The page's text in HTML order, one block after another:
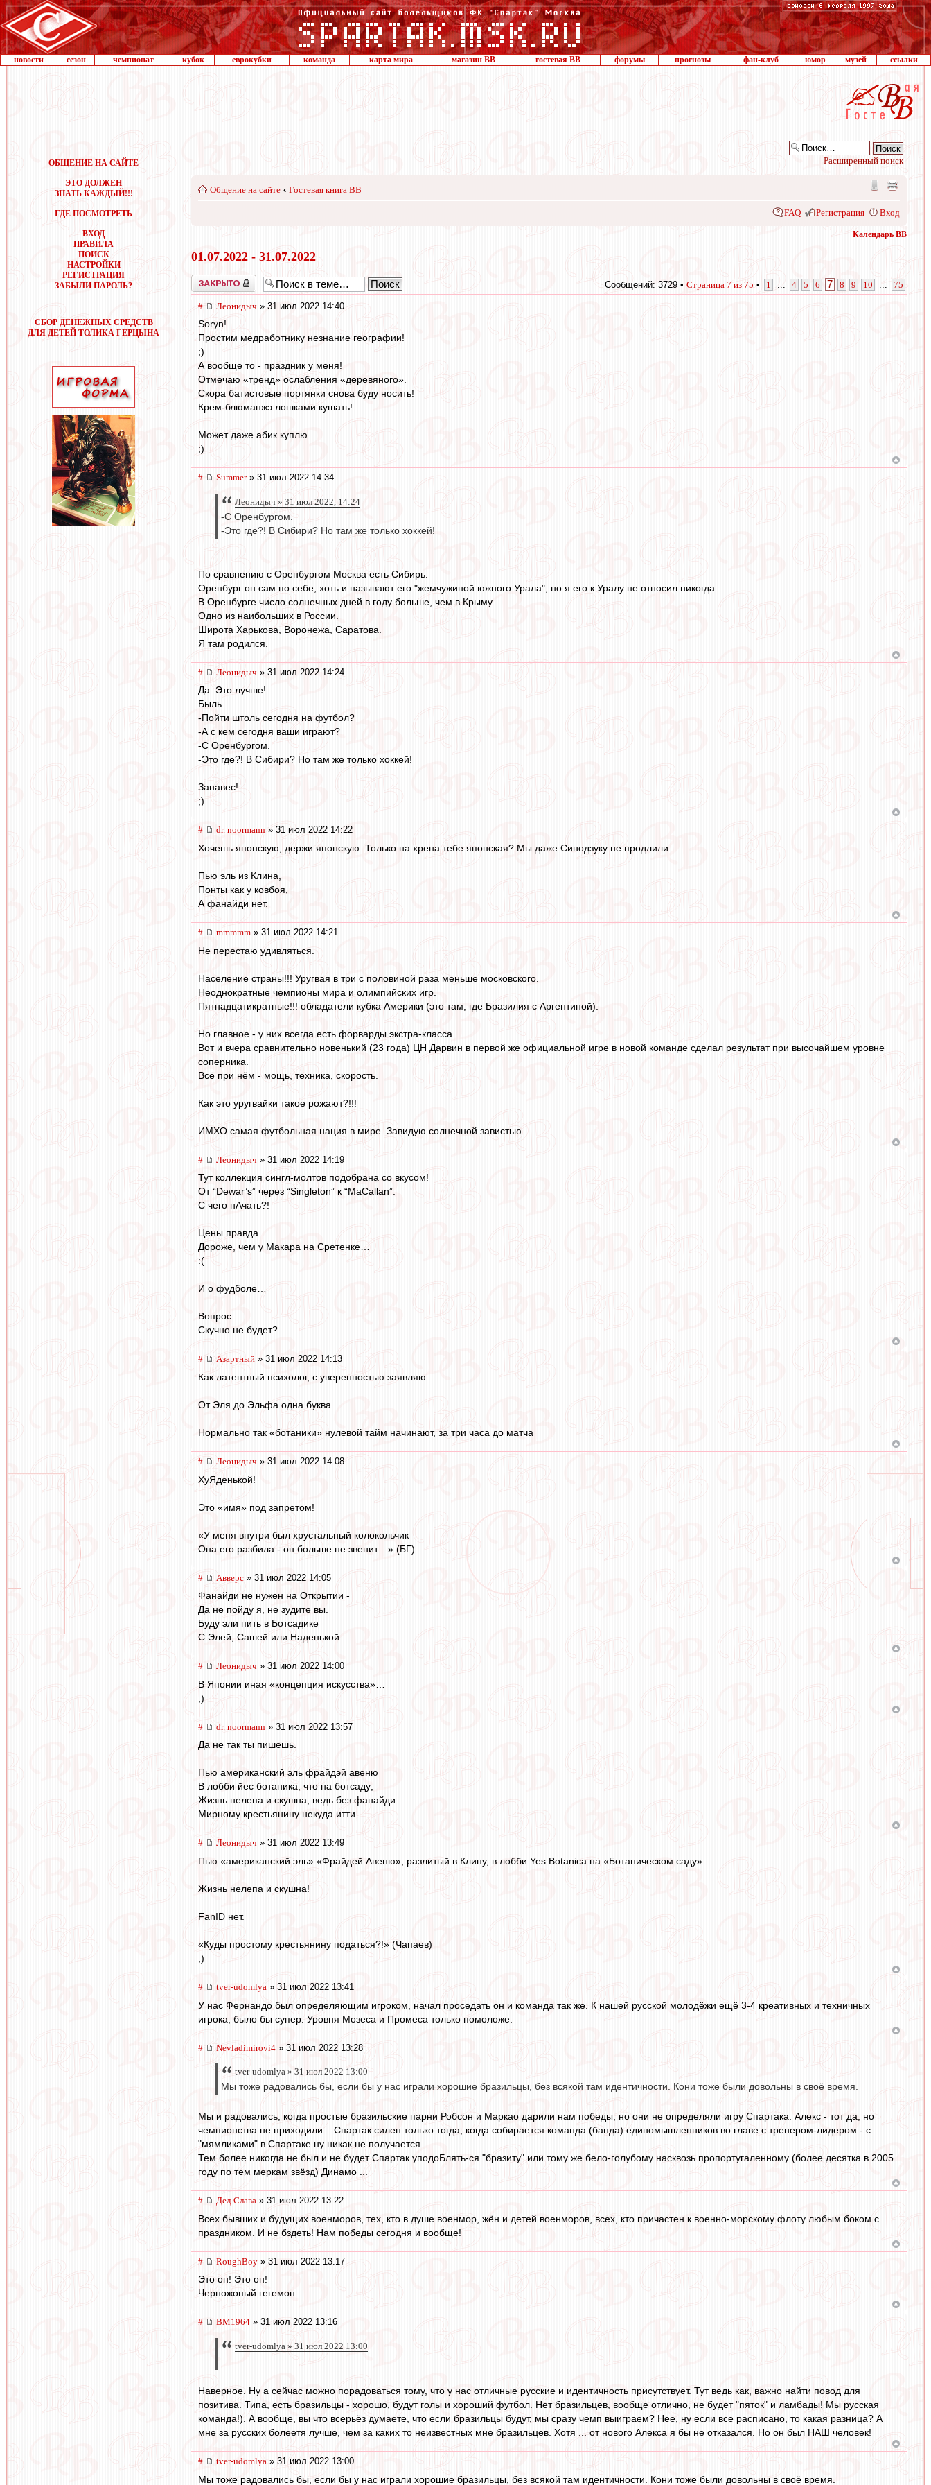
новости сезон чемпионат кубок еврокубки команда карта мира магазин ВВ гостевая ВВ форумы прогнозы фан-клуб юмор музей ссылки
ОБЩЕНИЕ НА САЙТЕ
ЭТО ДОЛЖЕН
ЗНАТЬ КАЖДЫЙ!!!
ГДЕ ПОСМОТРЕТЬ
ВХОД
ПРАВИЛА
ПОИСК
НАСТРОЙКИ
РЕГИСТРАЦИЯ
ЗАБЫЛИ ПАРОЛЬ?
СБОР ДЕНЕЖНЫХ СРЕДСТВ
ДЛЯ ДЕТЕЙ ТОЛИКА ГЕРЦЫНА
Расширенный поиск
Общение на сайте ‹ Гостевая книга ВВ
FAQ Регистрация Вход
Календарь ВВ
01.07.2022 - 31.07.2022
Закрыто Сообщений: 3729 • Страница 7 из 75 • 1 4 5 6 7 8 9 10 75
# Леонидыч » 31 июл 2022 14:40
Soryn!
Простим медработнику незнание географии!
;)
А вообще то - праздник у меня!
Отмечаю «тренд» ослабления «деревяного».
Скора батистовые портянки снова буду носить!
Крем-блюманжэ лошками кушать!
Может даже абик куплю…
;)
# Summer» 31 июл 2022 14:34
Леонидыч » 31 июл 2022, 14:24
-С Оренбургом.
-Это где?! В Сибири? Но там же только хоккей!
По сравнению с Оренбургом Москва есть Сибирь.
Оренбург он сам по себе, хоть и называют его "жемчужиной южного Урала", но я его к Уралу не относил никогда.
В Оренбурге число солнечных дней в году больше, чем в Крыму.
Одно из наибольших в России.
Широта Харькова, Воронежа, Саратова.
Я там родился.
# Леонидыч » 31 июл 2022 14:24
Да. Это лучше!
Быль…
-Пойти штоль сегодня на футбол?
-А с кем сегодня ваши играют?
-С Оренбургом.
-Это где?! В Сибири? Но там же только хоккей!
Занавес!
;)
# dr. noormann » 31 июл 2022 14:22
Хочешь японскую, держи японскую. Только на хрена тебе японская? Мы даже Синодзуку не продлили.
Пью эль из Клина,
Понты как у ковбоя,
А фанайди нет.
# mmmmm » 31 июл 2022 14:21
Не перестаю удивляться.
Население страны!!! Уругвая в три с половиной раза меньше московского.
Неоднократные чемпионы мира и олимпийских игр.
Пятнадцатикратные!!! обладатели кубка Америки (это там, где Бразилия с Аргентиной).
Но главное - у них всегда есть форварды экстра-класса.
Вот и вчера сравнительно новенький (23 года) ЦН Дарвин в первой же официальной игре в новой команде сделал результат при высочайшем уровне
соперника.
Всё при нём - мощь, техника, скорость.
Как это уругвайки такое рожают?!!!
ИМХО самая футбольная нация в мире. Завидую солнечной завистью.
# Леонидыч » 31 июл 2022 14:19
Тут коллекция сингл-молтов подобрана со вкусом!
От “Dewar’s” через “Singleton” к “MaCallan”.
С чего нАчать?!
Цены правда…
Дороже, чем у Макара на Сретенке…
:(
И о фудболе…
Вопрос…
Скучно не будет?
# Азартный » 31 июл 2022 14:13
Как латентный психолог, с уверенностью заявляю:
От Эля до Эльфа одна буква
Нормально так «ботаники» нулевой тайм начинают, за три часа до матча
# Леонидыч » 31 июл 2022 14:08
ХуЯденькой!
Это «имя» под запретом!
«У меня внутри был хрустальный колокольчик
Она его разбила - он больше не звенит…» (БГ)
# Авверс » 31 июл 2022 14:05
Фанайди не нужен на Открытии -
Да не пойду я, не зудите вы.
Буду эли пить в Ботсадике
С Элей, Сашей или Наденькой.
# Леонидыч » 31 июл 2022 14:00
В Японии иная «концепция искусства»…
;)
# dr. noormann » 31 июл 2022 13:57
Да не так ты пишешь.
Пью американский эль фрайдэй авеню
В лобби йес ботаника, что на ботсаду;
Жизнь нелепа и скушна, ведь без фанайди
Мирному крестьянину некуда итти.
# Леонидыч » 31 июл 2022 13:49
Пью «американский эль» «Фрайдей Авеню», разлитый в Клину, в лобби Yes Botanica на «Ботаническом саду»…
Жизнь нелепа и скушна!
FanID нет.
«Куды простому крестьянину податься?!» (Чапаев)
;)
# tver-udomlya » 31 июл 2022 13:41
У нас Фернандо был определяющим игроком, начал проседать он и команда так же. К нашей русской молодёжи ещё 3-4 креативных и техничных
игрока, было бы супер. Уровня Мозеса и Промеса только помоложе.
# Nevladimirovi4 » 31 июл 2022 13:28
tver-udomlya » 31 июл 2022 13:00
Мы тоже радовались бы, если бы у нас играли хорошие бразильцы, без всякой там идентичности. Кони тоже были довольны в своё время.
Мы и радовались, когда простые бразильские парни Робсон и Маркао дарили нам победы, но они не определяли игру Спартака. Алекс - тот да, но
чемпионства не приходили... Спартак силен только тогда, когда собирается команда (банда) единомышленников во главе с тренером-лидером - с
"мямликами" в Спартаке ну никак не получается.
Тем более никогда не был и не будет Спартак уподоБлять-ся "бразиту" или тому же бело-голубому насквозь пропортугаленному (более десятка в 2005
году по тем меркам звёзд) Динамо ...
# Дед Слава » 31 июл 2022 13:22
Всех бывших и будущих военморов, тех, кто в душе военмор, жён и детей военморов, всех, кто причастен к военно-морскому флоту любым боком с
праздником. И не бздеть! Нам победы сегодня и вообще!
# RoughBoy » 31 июл 2022 13:17
Это он! Это он!
Черножопый гегемон.
# BM1964 » 31 июл 2022 13:16
tver-udomlya » 31 июл 2022 13:00
Наверное. Ну а сейчас можно порадоваться тому, что у нас отличные русские и идентичность присутствует. Тут ведь как, важно найти повод для
позитива. Типа, есть бразильцы - хорошо, будут голы и хороший футбол. Нет бразильцев, вообще отлично, не будет "пяток" и ламбады! Мы русская
команда!). А вообще, вы что всерьёз думаете, что если бразильцы будут, мы сразу чемп выиграем? Нее, ну если все расписано, то какая разница? А
мне за русских болеетя лучше, чем за каких то неизвестных мне бразильцев. Хотя ... от нового Алекса я бы не отказался. Но он был НАШ человек!
# tver-udomlya » 31 июл 2022 13:00
Мы тоже радовались бы, если бы у нас играли хорошие бразильцы, без всякой там идентичности. Кони тоже были довольны в своё время.